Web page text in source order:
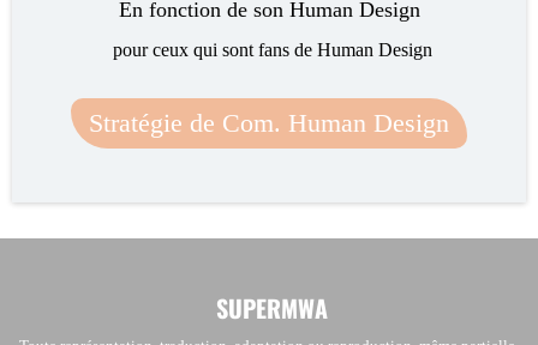
En fonction de son Human Design
pour ceux qui sont fans de Human Design
Stratégie de Com. Human Design
SUPERMWA